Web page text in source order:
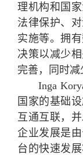
理机构和国
法律保护、
实施等。拥
决策以减少
完善，同时减
Inga
国家的基础
互通互联，
企业发展是
台的快速发